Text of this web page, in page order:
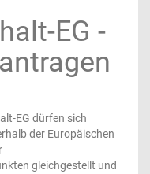
EG -
EG dürfen sich
der Europäischen
gleichgestellt und